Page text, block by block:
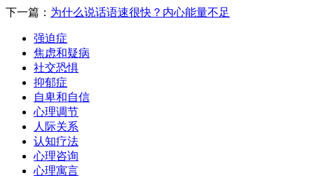
下一篇： 为什么说话语速很快？内心能量不足
强迫症
焦虑和疑病
社交恐惧
抑郁症
自卑和自信
心理调节
人际关系
认知疗法
心理咨询
心理寓言